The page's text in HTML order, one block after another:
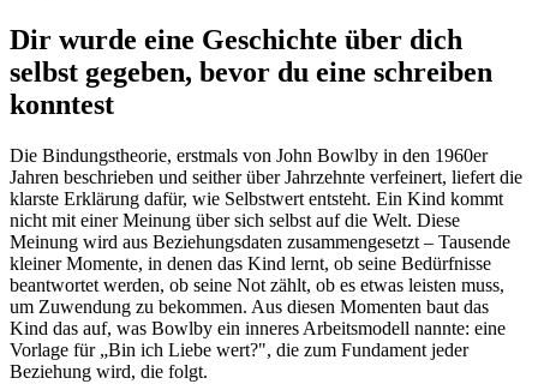
Dir wurde eine Geschichte über dich
selbst gegeben, bevor du eine schreiben
konntest
Die Bindungstheorie, erstmals von John Bowlby in den 1960er
Jahren beschrieben und seither über Jahrzehnte verfeinert, liefert die
klarste Erklärung dafür, wie Selbstwert entsteht. Ein Kind kommt
nicht mit einer Meinung über sich selbst auf die Welt. Diese
Meinung wird aus Beziehungsdaten zusammengesetzt – Tausende
kleiner Momente, in denen das Kind lernt, ob seine Bedürfnisse
beantwortet werden, ob seine Not zählt, ob es etwas leisten muss,
um Zuwendung zu bekommen. Aus diesen Momenten baut das
Kind das auf, was Bowlby ein inneres Arbeitsmodell nannte: eine
Vorlage für „Bin ich Liebe wert?", die zum Fundament jeder
Beziehung wird, die folgt.